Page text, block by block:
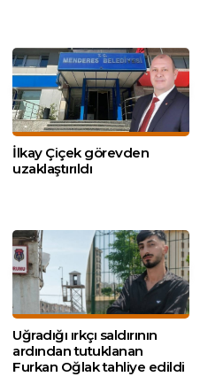
İlkay Çiçek görevden
uzaklaştırıldı
Uğradığı ırkçı saldırının
ardından tutuklanan
Furkan Oğlak tahliye edildi